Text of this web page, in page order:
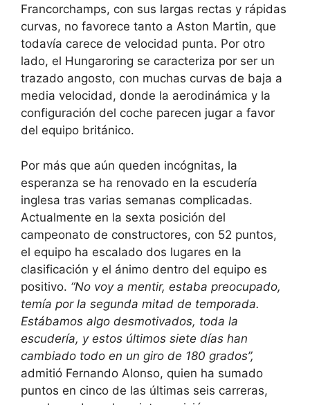
Francorchamps, con sus largas rectas y rápidas
curvas, no favorece tanto a Aston Martin, que
todavía carece de velocidad punta. Por otro
lado, el Hungaroring se caracteriza por ser un
trazado angosto, con muchas curvas de baja a
media velocidad, donde la aerodinámica y la
configuración del coche parecen jugar a favor
del equipo británico.
Por más que aún queden incógnitas, la
esperanza se ha renovado en la escudería
inglesa tras varias semanas complicadas.
Actualmente en la sexta posición del
campeonato de constructores, con 52 puntos,
el equipo ha escalado dos lugares en la
clasificación y el ánimo dentro del equipo es
positivo. “No voy a mentir, estaba preocupado,
temía por la segunda mitad de temporada.
Estábamos algo desmotivados, toda la
escudería, y estos últimos siete días han
cambiado todo en un giro de 180 grados”,
admitió Fernando Alonso, quien ha sumado
puntos en cinco de las últimas seis carreras,